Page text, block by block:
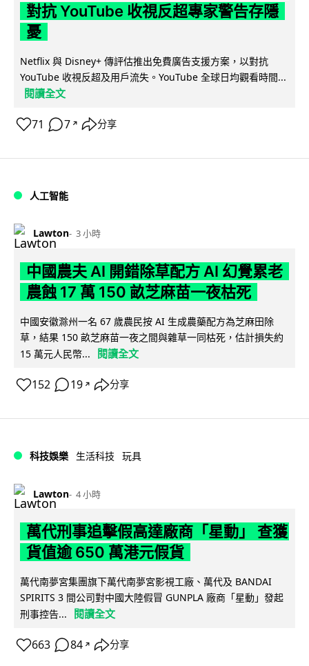
對抗 YouTube 收視反超專家警告存隱
憂
Netflix 與 Disney+ 傳評估推出免費廣告支援方案，以對抗
YouTube 收視反超及用戶流失。YouTube 全球日均觀看時間...
閱讀全文
71 7 ↗ 分享
人工智能
Lawton 3 小時
中國農夫 AI 開錯除草配方 AI 幻覺累老
農蝕 17 萬 150 畝芝麻苗一夜枯死
中國安徽滁州一名 67 歲農民按 AI 生成農藥配方為芝麻田除
草，結果 150 畝芝麻苗一夜之間與雜草一同枯死，估計損失約
15 萬元人民幣...
閱讀全文
152 19 ↗ 分享
科技娛樂 生活科技 玩具
Lawton 4 小時
萬代刑事追擊假高達廠商「星動」 查獲
貨值逾 650 萬港元假貨
萬代南夢宮集團旗下萬代南夢宮影視工廠、萬代及 BANDAI
SPIRITS 3 間公司對中國大陸假冒 GUNPLA 廠商「星動」發起
刑事控告...
閱讀全文
663 84 ↗ 分享